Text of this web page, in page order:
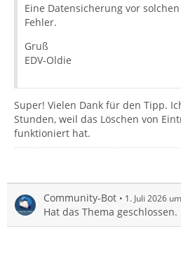
Eine Datensicherung vor
Fehler.
Gruß
EDV-Oldie
Super! Vielen Dank für den Tipp.
Stunden, weil das Löschen von
funktioniert hat.
Community-Bot 1. Juli 2026
Hat das Thema geschlossen.